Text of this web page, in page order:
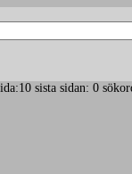
sista sidan: 0